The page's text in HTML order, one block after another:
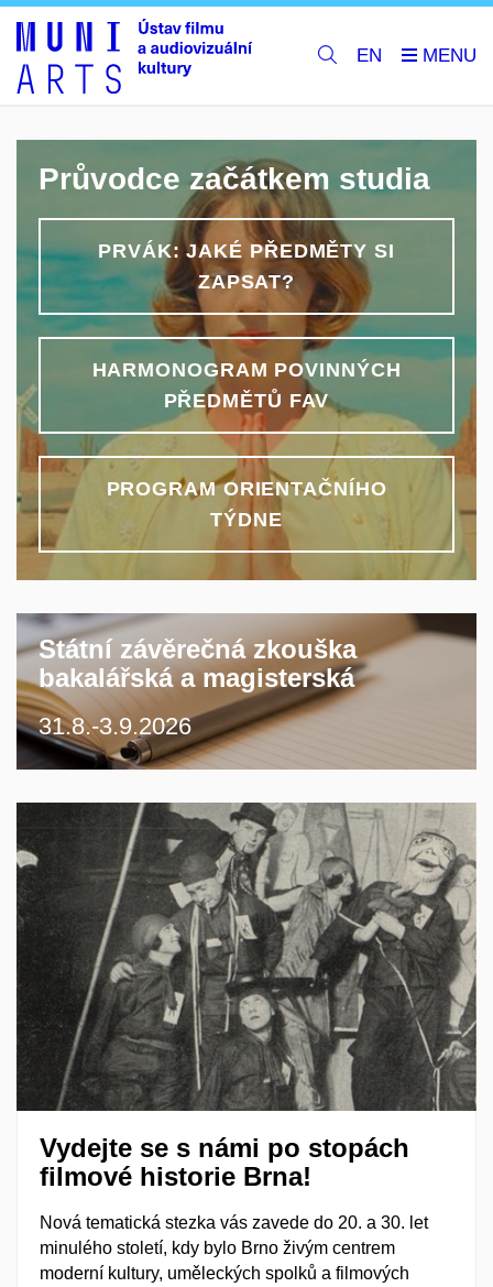
EN
Průvodce začátkem studia
PRVÁK: JAKÉ PŘEDMĚTY SI
ZAPSAT?
HARMONOGRAM POVINNÝCH
PŘEDMĚTŮ FAV
PROGRAM ORIENTAČNÍHO
TÝDNE
Státní závěrečná zkouška
bakalářská a magisterská
31.8.-3.9.2026
Vydejte se s námi po stopách
filmové historie Brna!
Nová tematická stezka vás zavede do 20. a 30. let
minulého století, kdy bylo Brno živým centrem
moderní kultury, uměleckých spolků a filmových